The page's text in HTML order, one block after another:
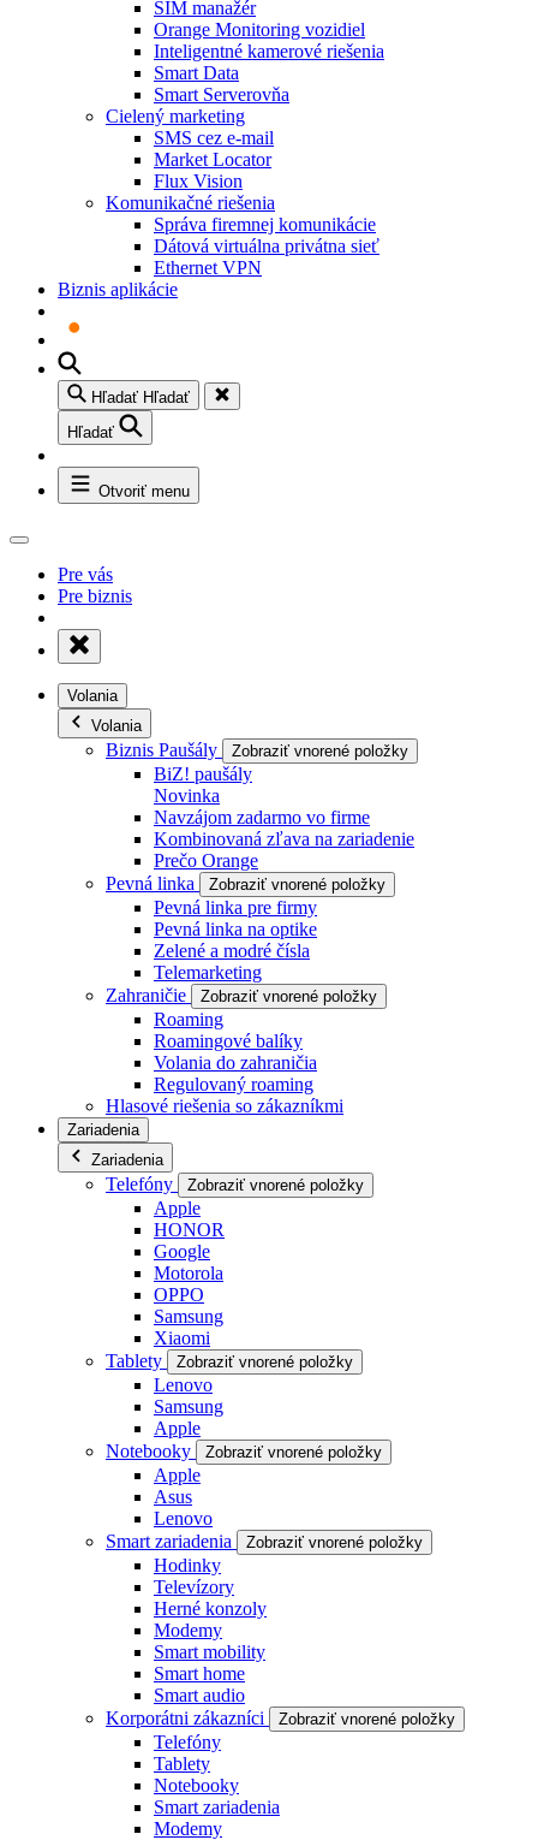
SIM manažér
Orange Monitoring vozidiel
Inteligentné kamerové riešenia
Smart Data
Smart Serverovňa
Cielený marketing
SMS cez e-mail
Market Locator
Flux Vision
Komunikačné riešenia
Správa firemnej komunikácie
Dátová virtuálna privátna sieť
Ethernet VPN
Biznis aplikácie
Hľadať Hľadať
Hľadať
Otvoriť menu
Pre vás
Pre biznis
Volania
Volania
Biznis Paušály Zobraziť vnorené položky
BiZ! paušály
Novinka
Navzájom zadarmo vo firme
Kombinovaná zľava na zariadenie
Prečo Orange
Pevná linka
Zobraziť vnorené položky
Pevná linka pre firmy
Pevná linka na optike
Zelené a modré čísla
Telemarketing
Zahraničie
Zobraziť vnorené položky
Roaming
Roamingové balíky
Volania do zahraničia
Regulovaný roaming
Hlasové riešenia so zákazníkmi
Zariadenia
Zariadenia
Telefóny Zobraziť vnorené položky
Apple
HONOR
Google
Motorola
OPPO
Samsung
Xiaomi
Tablety
Zobraziť vnorené položky
Lenovo
Samsung
Apple
Notebooky
Zobraziť vnorené položky
Apple
Asus
Lenovo
Smart zariadenia
Zobraziť vnorené položky
Hodinky
Televízory
Herné konzoly
Modemy
Smart mobility
Smart home
Smart audio
Korporátni zákazníci
Zobraziť vnorené položky
Telefóny
Tablety
Notebooky
Smart zariadenia
Modemy